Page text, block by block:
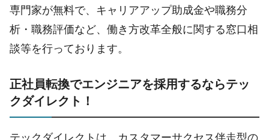
専門家が無料で、キャリアアップ助成金や職務分
析・職務評価など、働き方改革全般に関する窓口相
談等を行っております。
正社員転換でエンジニアを採用するならテッ
クダイレクト！
テックダイレクトは、カスタマーサクセス伴走型の